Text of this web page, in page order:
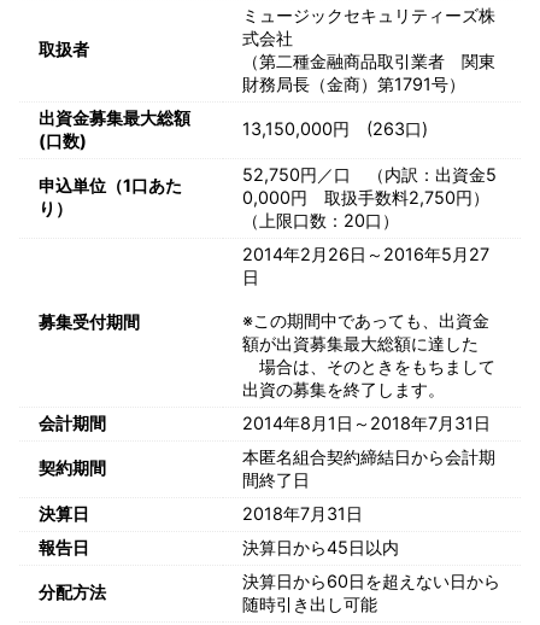
取扱者
ミュージックセキュリティーズ株
式会社
（第二種金融商品取引業者 関東
財務局長（金商）第1791号）
出資金募集最大総額
(口数)
13,150,000円 (263口)
申込単位（1口あた
り）
52,750円／口 （内訳：出資金5
0,000円 取扱手数料2,750円）
（上限口数：20口）
募集受付期間
2014年2月26日～2016年5月27
日
※この期間中であっても、出資金
額が出資募集最大総額に達した
場合は、そのときをもちまして
出資の募集を終了します。
会計期間
2014年8月1日～2018年7月31日
契約期間
本匿名組合契約締結日から会計期
間終了日
決算日
2018年7月31日
報告日
決算日から45日以内
分配方法
決算日から60日を超えない日から
随時引き出し可能